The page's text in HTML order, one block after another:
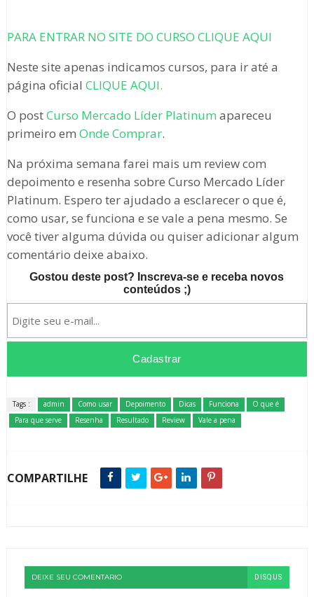
PARA ENTRAR NO SITE DO CURSO CLIQUE AQUI
Neste site apenas indicamos cursos, para ir até a
página oficial CLIQUE AQUI.
O postCurso Mercado Líder Platinum apareceu
primeiro em Onde Comprar.
Na próxima semana farei mais um review com
depoimento e resenha sobre Curso Mercado Líder
Platinum. Espero ter ajudado a esclarecer o que é,
como usar, se funciona e se vale a pena mesmo. Se
você tiver alguma dúvida ou quiser adicionar algum
comentário deixe abaixo.
Gostou deste post? Inscreva-se e receba novos
conteúdos ;)
Tags : admin Como usar Depoimento Dicas Funciona
O que é
Para que serve
Resenha Resultado Review Vale a pena
COMPARTILHE
DEIXE SEU COMENTARIO DISQUS